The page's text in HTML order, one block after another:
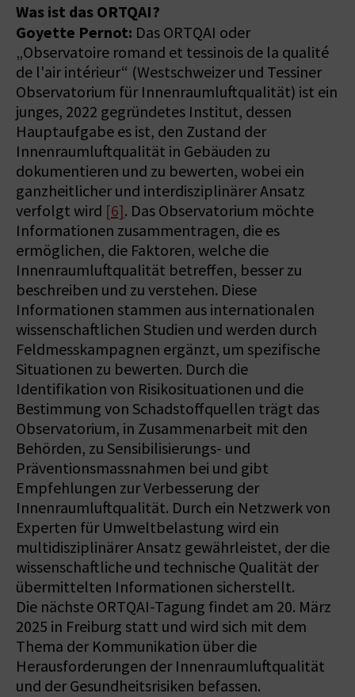
Was ist das ORTQAI?
Goyette Pernot: Das ORTQAI oder
„Observatoire romand et tessinois de la qualité
de l'air intérieur“ (Westschweizer und Tessiner
Observatorium für Innenraumluftqualität) ist ein
junges, 2022 gegründetes Institut, dessen
Hauptaufgabe es ist, den Zustand der
Innenraumluftqualität in Gebäuden zu
dokumentieren und zu bewerten, wobei ein
ganzheitlicher und interdisziplinärer Ansatz
verfolgt wird [6]. Das Observatorium möchte
Informationen zusammentragen, die es
ermöglichen, die Faktoren, welche die
Innenraumluftqualität betreffen, besser zu
beschreiben und zu verstehen. Diese
Informationen stammen aus internationalen
wissenschaftlichen Studien und werden durch
Feldmesskampagnen ergänzt, um spezifische
Situationen zu bewerten. Durch die
Identifikation von Risikosituationen und die
Bestimmung von Schadstoffquellen trägt das
Observatorium, in Zusammenarbeit mit den
Behörden, zu Sensibilisierungs- und
Präventionsmassnahmen bei und gibt
Empfehlungen zur Verbesserung der
Innenraumluftqualität. Durch ein Netzwerk von
Experten für Umweltbelastung wird ein
multidisziplinärer Ansatz gewährleistet, der die
wissenschaftliche und technische Qualität der
übermittelten Informationen sicherstellt.
Die nächste ORTQAI-Tagung findet am 20. März
2025 in Freiburg statt und wird sich mit dem
Thema der Kommunikation über die
Herausforderungen der Innenraumluftqualität
und der Gesundheitsrisiken befassen.